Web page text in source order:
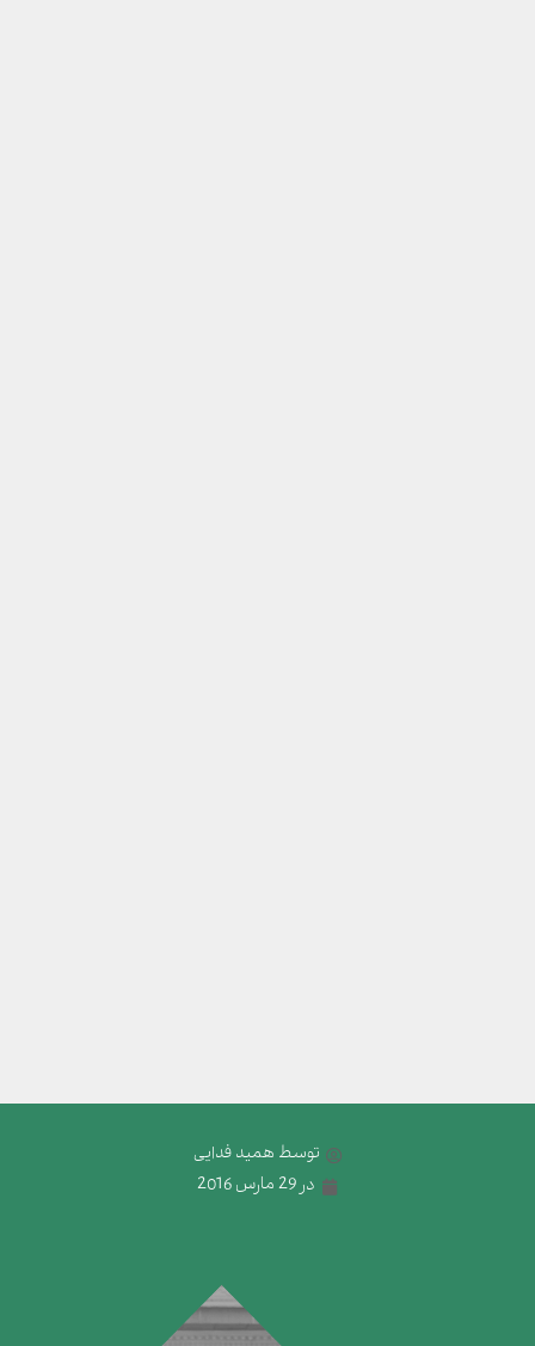
توسط همید فدایی
در 29 مارس 2016